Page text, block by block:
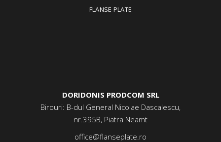
FLANSE PLATE
DORIDONIS PRODCOM SRL
Birouri: B-dul General Nicolae Dascalescu,
nr.395B, Piatra Neamt
office@flanseplate.ro